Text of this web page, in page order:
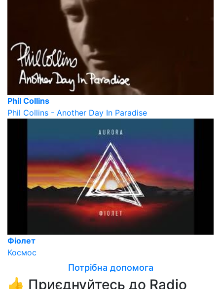
Phil Collins
Phil Collins - Another Day In Paradise
Фіолет
Космос
Потрібна допомога
👍 Приєднуйтесь до Radio